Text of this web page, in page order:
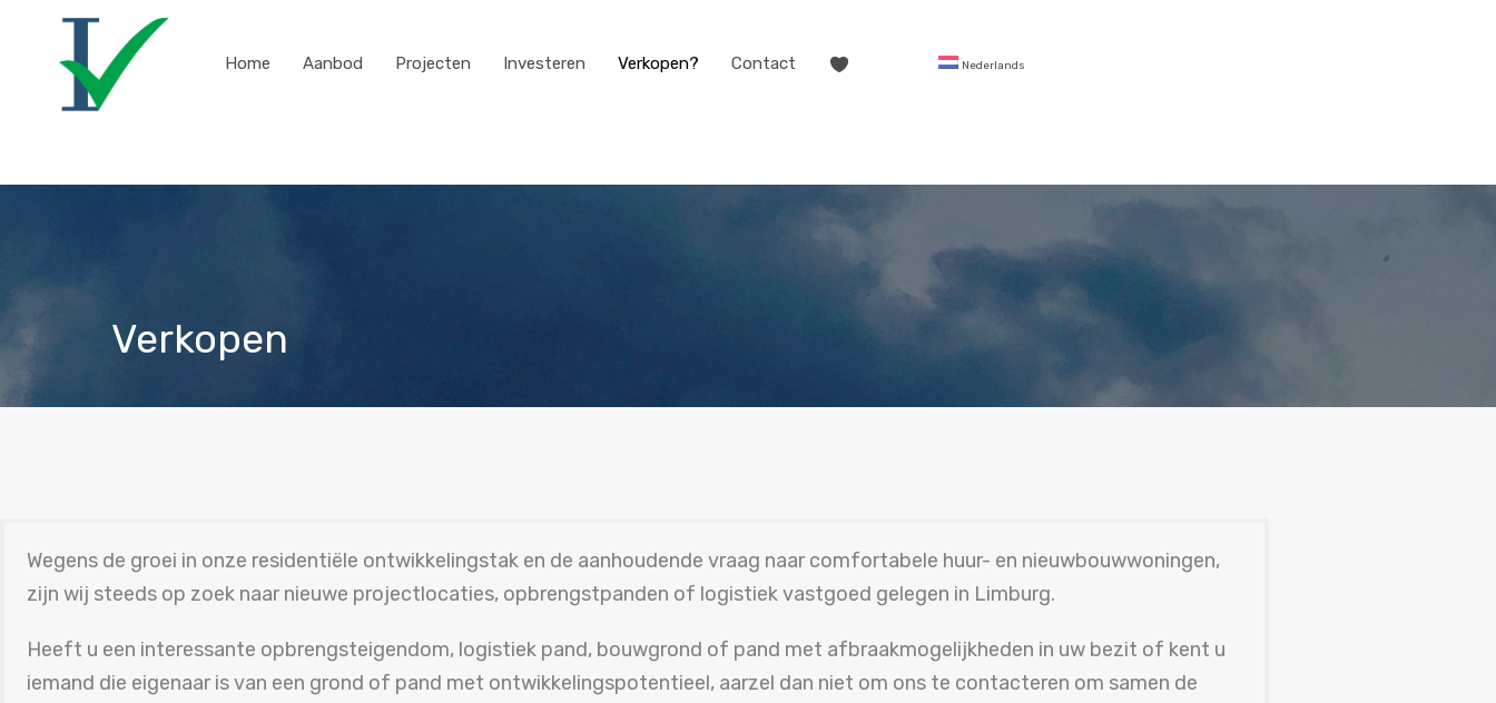
Home Aanbod Projecten Investeren Verkopen? Contact Nederlands
Verkopen
Wegens de groei in onze residentiële ontwikkelingstak en de aanhoudende vraag naar comfortabele huur- en nieuwbouwwoningen,
zijn wij steeds op zoek naar nieuwe projectlocaties, opbrengstpanden of logistiek vastgoed gelegen in Limburg.
Heeft u een interessante opbrengsteigendom, logistiek pand, bouwgrond of pand met afbraakmogelijkheden in uw bezit of kent u
iemand die eigenaar is van een grond of pand met ontwikkelingspotentieel, aarzel dan niet om ons te contacteren om samen de